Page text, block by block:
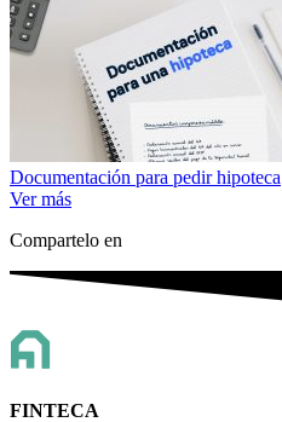
Documentación para pedir hipoteca
Ver más
Compartelo en
FINTECA